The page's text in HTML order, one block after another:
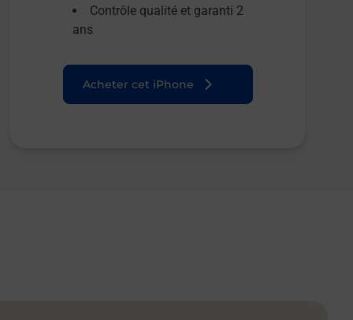
Contrôle qualité et garanti 2
ans
Acheter cet iPhone